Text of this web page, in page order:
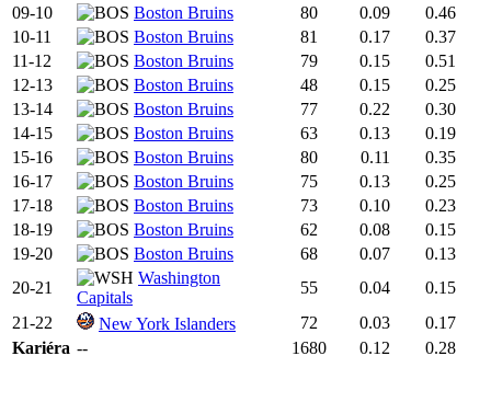
09-10
Boston Bruins 80 0.09
0.46
10-11
Boston Bruins 81 0.17
0.37
11-12
Boston Bruins 79 0.15
0.51
12-13
Boston Bruins 48 0.15
0.25
13-14
Boston Bruins 77 0.22
0.30
14-15
Boston Bruins 63 0.13
0.19
15-16
Boston Bruins 80 0.11
0.35
16-17
Boston Bruins 75 0.13
0.25
17-18
Boston Bruins 73 0.10
0.23
18-19
Boston Bruins 62 0.08
0.15
19-20
Boston Bruins 68 0.07
0.13
20-21
Washington
Capitals
55 0.04
0.15
21-22
New York Islanders 72 0.03
0.17
Kariéra -- 1680 0.12 0.28